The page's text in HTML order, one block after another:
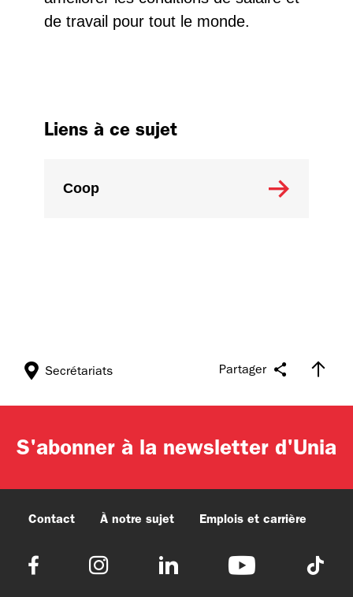
de travail pour tout le monde.
Liens à ce sujet
Coop
Partager
Secrétariats
S'abonner à la newsletter d'Unia
Contact À notre sujet Emplois et carrière